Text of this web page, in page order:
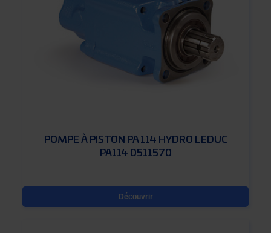
POMPE À PISTON PA 114 HYDRO LEDUC
PA114 0511570
Découvrir